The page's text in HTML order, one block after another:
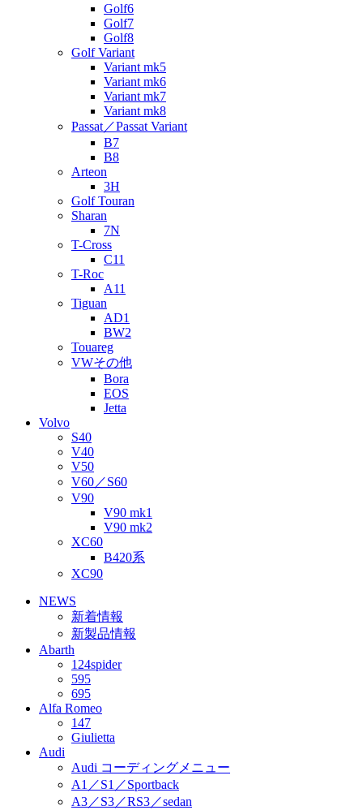
Golf6
Golf7
Golf8
Golf Variant
Variant mk5
Variant mk6
Variant mk7
Variant mk8
Passat／Passat Variant
B7
B8
Arteon
3H
Golf Touran
Sharan
7N
T-Cross
C11
T-Roc
A11
Tiguan
AD1
BW2
Touareg
VWその他
Bora
EOS
Jetta
Volvo
S40
V40
V50
V60／S60
V90
V90 mk1
V90 mk2
XC60
B420系
XC90
NEWS
新着情報
新製品情報
Abarth
124spider
595
695
Alfa Romeo
147
Giulietta
Audi
Audi コーディングメニュー
A1／S1／Sportback
A3／S3／RS3／sedan